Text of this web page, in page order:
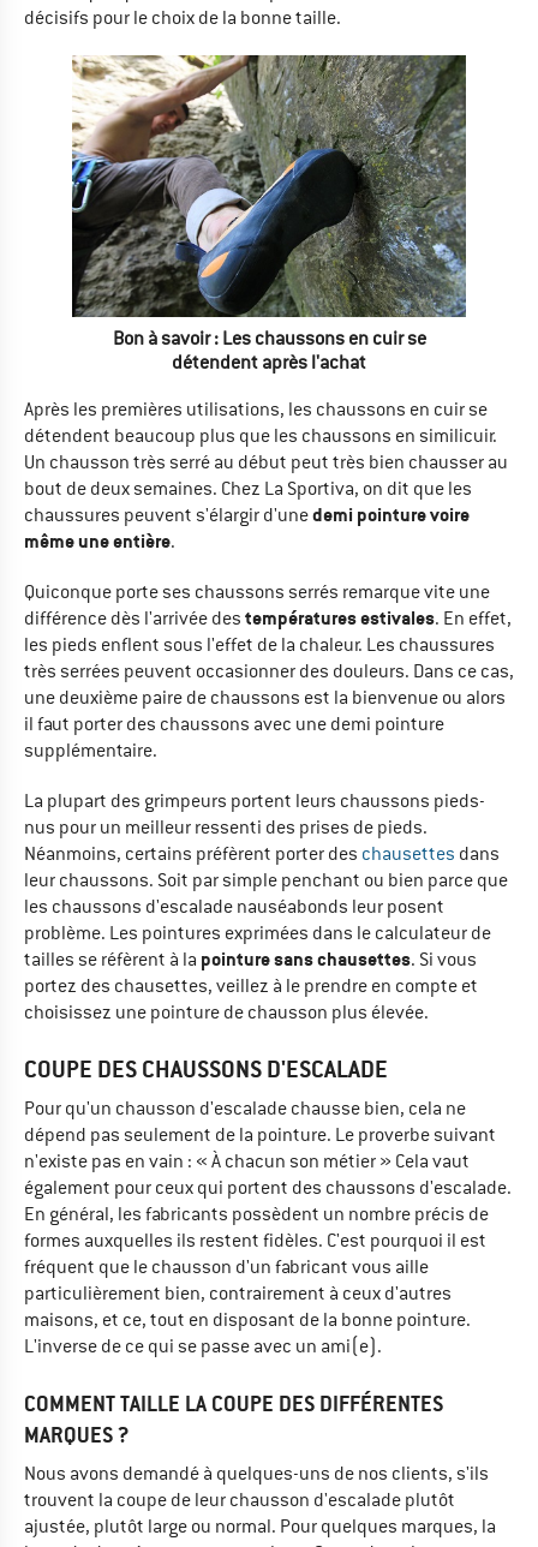
décisifs pour le choix de la bonne taille.
Bon à savoir : Les chaussons en cuir se
détendent après l'achat
Après les premières utilisations, les chaussons en cuir se
détendent beaucoup plus que les chaussons en similicuir.
Un chausson très serré au début peut très bien chausser au
bout de deux semaines. Chez La Sportiva, on dit que les
chaussures peuvent s'élargir d'unedemi pointure voire
même une entière.
Quiconque porte ses chaussons serrés remarque vite une
différence dès l'arrivée des températures estivales. En effet,
les pieds enflent sous l'effet de la chaleur. Les chaussures
très serrées peuvent occasionner des douleurs. Dans ce cas,
une deuxième paire de chaussons est la bienvenue ou alors
il faut porter des chaussons avec une demi pointure
supplémentaire.
La plupart des grimpeurs portent leurs chaussons pieds-
nus pour un meilleur ressenti des prises de pieds.
Néanmoins, certains préfèrent porter des chausettes dans
leur chaussons. Soit par simple penchant ou bien parce que
les chaussons d'escalade nauséabonds leur posent
problème. Les pointures exprimées dans le calculateur de
tailles se réfèrent à la pointure sans chausettes. Si vous
portez des chausettes, veillez à le prendre en compte et
choisissez une pointure de chausson plus élevée.
COUPE DES CHAUSSONS D'ESCALADE
Pour qu'un chausson d'escalade chausse bien, cela ne
dépend pas seulement de la pointure. Le proverbe suivant
n'existe pas en vain : « À chacun son métier » Cela vaut
également pour ceux qui portent des chaussons d'escalade.
En général, les fabricants possèdent un nombre précis de
formes auxquelles ils restent fidèles. C'est pourquoi il est
fréquent que le chausson d'un fabricant vous aille
particulièrement bien, contrairement à ceux d'autres
maisons, et ce, tout en disposant de la bonne pointure.
L'inverse de ce qui se passe avec un ami(e).
COMMENT TAILLE LA COUPE DES DIFFÉRENTES
MARQUES ?
Nous avons demandé à quelques-uns de nos clients, s'ils
trouvent la coupe de leur chausson d'escalade plutôt
ajustée, plutôt large ou normal. Pour quelques marques, la